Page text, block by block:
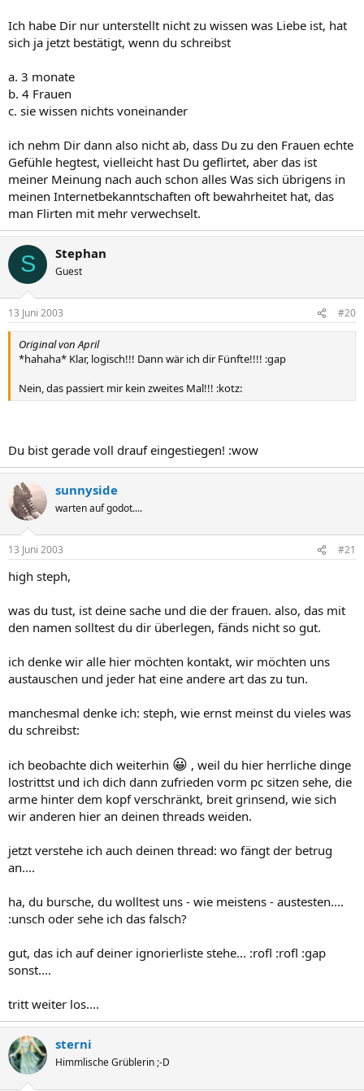
Ich habe Dir nur unterstellt nicht zu wissen was Liebe ist, hat
sich ja jetzt bestätigt, wenn du schreibst
a. 3 monate
b. 4 Frauen
c. sie wissen nichts voneinander
ich nehm Dir dann also nicht ab, dass Du zu den Frauen echte
Gefühle hegtest, vielleicht hast Du geflirtet, aber das ist
meiner Meinung nach auch schon alles Was sich übrigens in
meinen Internetbekanntschaften oft bewahrheitet hat, das
man Flirten mit mehr verwechselt.
S Stephan
Guest
13 Juni 2003 #20
Original von April
*hahaha* Klar, logisch!!! Dann wär ich dir Fünfte!!!! :gap
Nein, das passiert mir kein zweites Mal!!! :kotz:
Du bist gerade voll drauf eingestiegen! :wow
sunnyside
warten auf godot....
13 Juni 2003 #21
high steph,
was du tust, ist deine sache und die der frauen. also, das mit
den namen solltest du dir überlegen, fänds nicht so gut.
ich denke wir alle hier möchten kontakt, wir möchten uns
austauschen und jeder hat eine andere art das zu tun.
manchesmal denke ich: steph, wie ernst meinst du vieles was
du schreibst:
ich beobachte dich weiterhin 😀 , weil du hier herrliche dinge
lostrittst und ich dich dann zufrieden vorm pc sitzen sehe, die
arme hinter dem kopf verschränkt, breit grinsend, wie sich
wir anderen hier an deinen threads weiden.
jetzt verstehe ich auch deinen thread: wo fängt der betrug
an....
ha, du bursche, du wolltest uns - wie meistens - austesten....
:unsch oder sehe ich das falsch?
gut, das ich auf deiner ignorierliste stehe... :rofl :rofl :gap
sonst....
tritt weiter los....
sterni
Himmlische Grüblerin ;-D